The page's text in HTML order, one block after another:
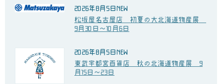
2026年8月5日NEW
松坂屋名古屋店 初夏の大北海道物産展
9月30日～10月6日
2026年8月5日NEW
東武宇都宮百貨店 秋の北海道物産展 9
月15日～23日